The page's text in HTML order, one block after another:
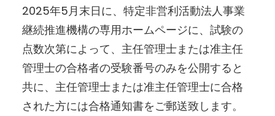
2025年5月末日に、特定非営利活動法人事業
継続推進機構の専用ホームページに、試験の
点数次第によって、主任管理士または准主任
管理士の合格者の受験番号のみを公開すると
共に、主任管理士または准主任管理士に合格
された方には合格通知書をご郵送致します。